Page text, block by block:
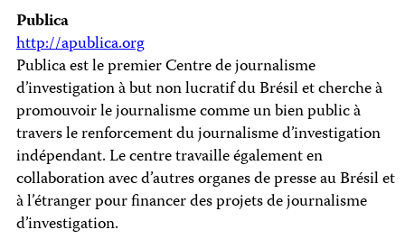
Publica
http://apublica.org
Publica est le premier Centre de journalisme
d’investigation à but non lucratif du Brésil et cherche à
promouvoir le journalisme comme un bien public à
travers le renforcement du journalisme d’investigation
indépendant. Le centre travaille également en
collaboration avec d’autres organes de presse au Brésil et
à l’étranger pour financer des projets de journalisme
d’investigation.